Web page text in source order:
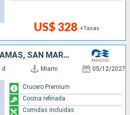
US$ 328 +Tasas
ESTADOS UNIDOS, BAHAMAS, SAN MARTÍN
d Miami 05/12/2027
Crucero Premium
Cocina refinada
Comidas incluidas